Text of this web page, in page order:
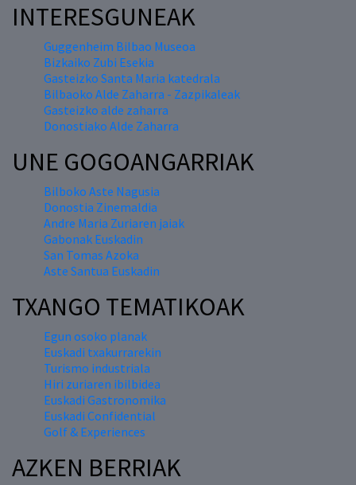
INTERESGUNEAK
Guggenheim Bilbao Museoa
Bizkaiko Zubi Esekia
Gasteizko Santa Maria katedrala
Bilbaoko Alde Zaharra - Zazpikaleak
Gasteizko alde zaharra
Donostiako Alde Zaharra
UNE GOGOANGARRIAK
Bilboko Aste Nagusia
Donostia Zinemaldia
Andre Maria Zuriaren jaiak
Gabonak Euskadin
San Tomas Azoka
Aste Santua Euskadin
TXANGO TEMATIKOAK
Egun osoko planak
Euskadi txakurrarekin
Turismo industriala
Hiri zuriaren ibilbidea
Euskadi Gastronomika
Euskadi Confidential
Golf & Experiences
AZKEN BERRIAK